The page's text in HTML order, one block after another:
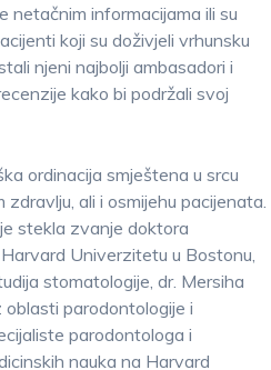
netačnim informacijama ili su
koji su doživjeli vrhunsku
njeni najbolji ambasadori i
kako bi podržali svoj
ordinacija smještena u srcu
ali i osmijehu pacijenata.
stekla zvanje doktora
Univerzitetu u Bostonu,
stomatologije, dr. Mersiha
parodontologije i
parodontologa i
nauka na Harvard